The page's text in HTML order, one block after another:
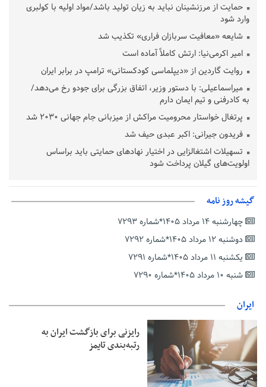
حمایت از مرزنشینان نباید به زیان تولید باشد/مواد اولیه با کولبری
وارد شود
شایعه «معافیت سربازان فراری» تکذیب شد
امیر اکرمی‌نیا: ارتش کاملاً آماده است
روایت گاردین از «دیپلماسی کودکستانی» ترامپ در برابر ایران
میراسماعیلی: با دستور وزیر، اتفاق بزرگی برای جودو رخ می‌دهد/
به کادرفنی و تیم ایمان دارم
پرتغال خواستار محرومیت مراکش از میزبانی جام جهانی ۲۰۳۰ شد
فریدون جیرانی: اکبر عبدی حیف شد
تسهیلات اشتغالزایی در اختیار نهادهای حمایتی باید براساس
اولویت‌های گیلان پرداخت شود
دفتر رهبر انقلاب: مطالب خارج از مراجع رسمی فاقد سندیت است
بقائی: فضای مذاکرات فنی و سیاسی ایران و عمان درباره تنگه هرمز،
مثبت است
رئیس سازمان جهاد کشاورزی استان: کشاورزان گیلان نسبت به
دریافت یارانه کود اقدام کنند
گیشه روز نامه
چهارشنبه ۱۴ مرداد ۱۴۰۵*شماره ۷۲۹۳
دوشنبه ۱۲ مرداد ۱۴۰۵*شماره ۷۲۹۲
یکشنبه ۱۱ مرداد ۱۴۰۵*شماره ۷۲۹۱
شنبه ۱۰ مرداد ۱۴۰۵*شماره ۷۲۹۰
ایران
رایزنی برای بازگشت ایران به
رتبه‌بندی تایمز